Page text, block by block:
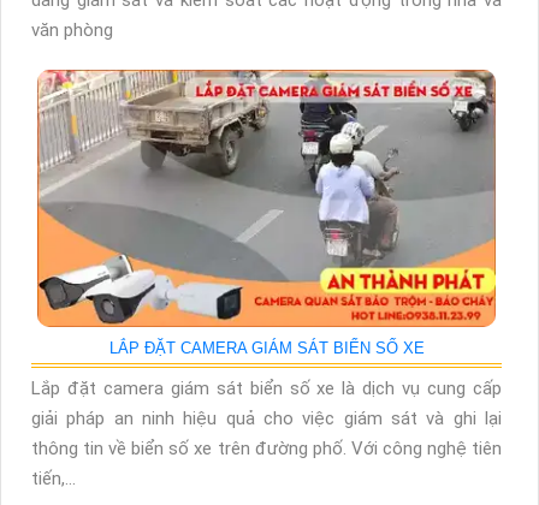
văn phòng
LẮP ĐẶT CAMERA GIÁM SÁT BIỂN SỐ XE
Lắp đặt camera giám sát biển số xe là dịch vụ cung cấp
giải pháp an ninh hiệu quả cho việc giám sát và ghi lại
thông tin về biển số xe trên đường phố. Với công nghệ tiên
tiến,...